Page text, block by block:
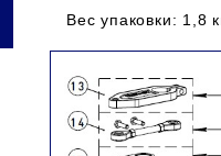
Вес упаковки: 1,8